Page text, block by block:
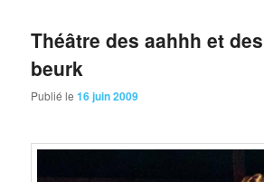
Théâtre des aahhh et des
beurk
Publié le16 juin 2009